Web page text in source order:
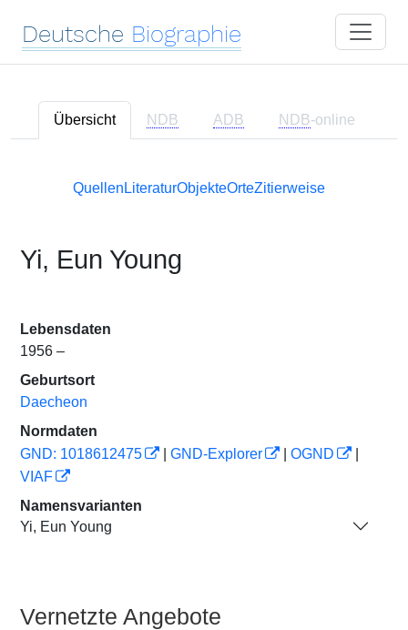
Deutsche Biographie
Übersicht NDB ADB NDB-online
Quellen LiteraturObjekteOrteZitierweise
Yi, Eun Young
Lebensdaten
1956 –
Geburtsort
Daecheon
Normdaten
GND: 1018612475
GND-Explorer OGND
VIAF
Namensvarianten
Yi, Eun Young
Vernetzte Angebote